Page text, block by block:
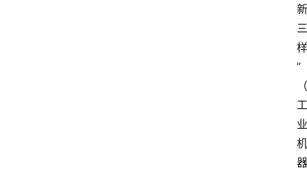
新
三
样
”
（
工
业
机
器